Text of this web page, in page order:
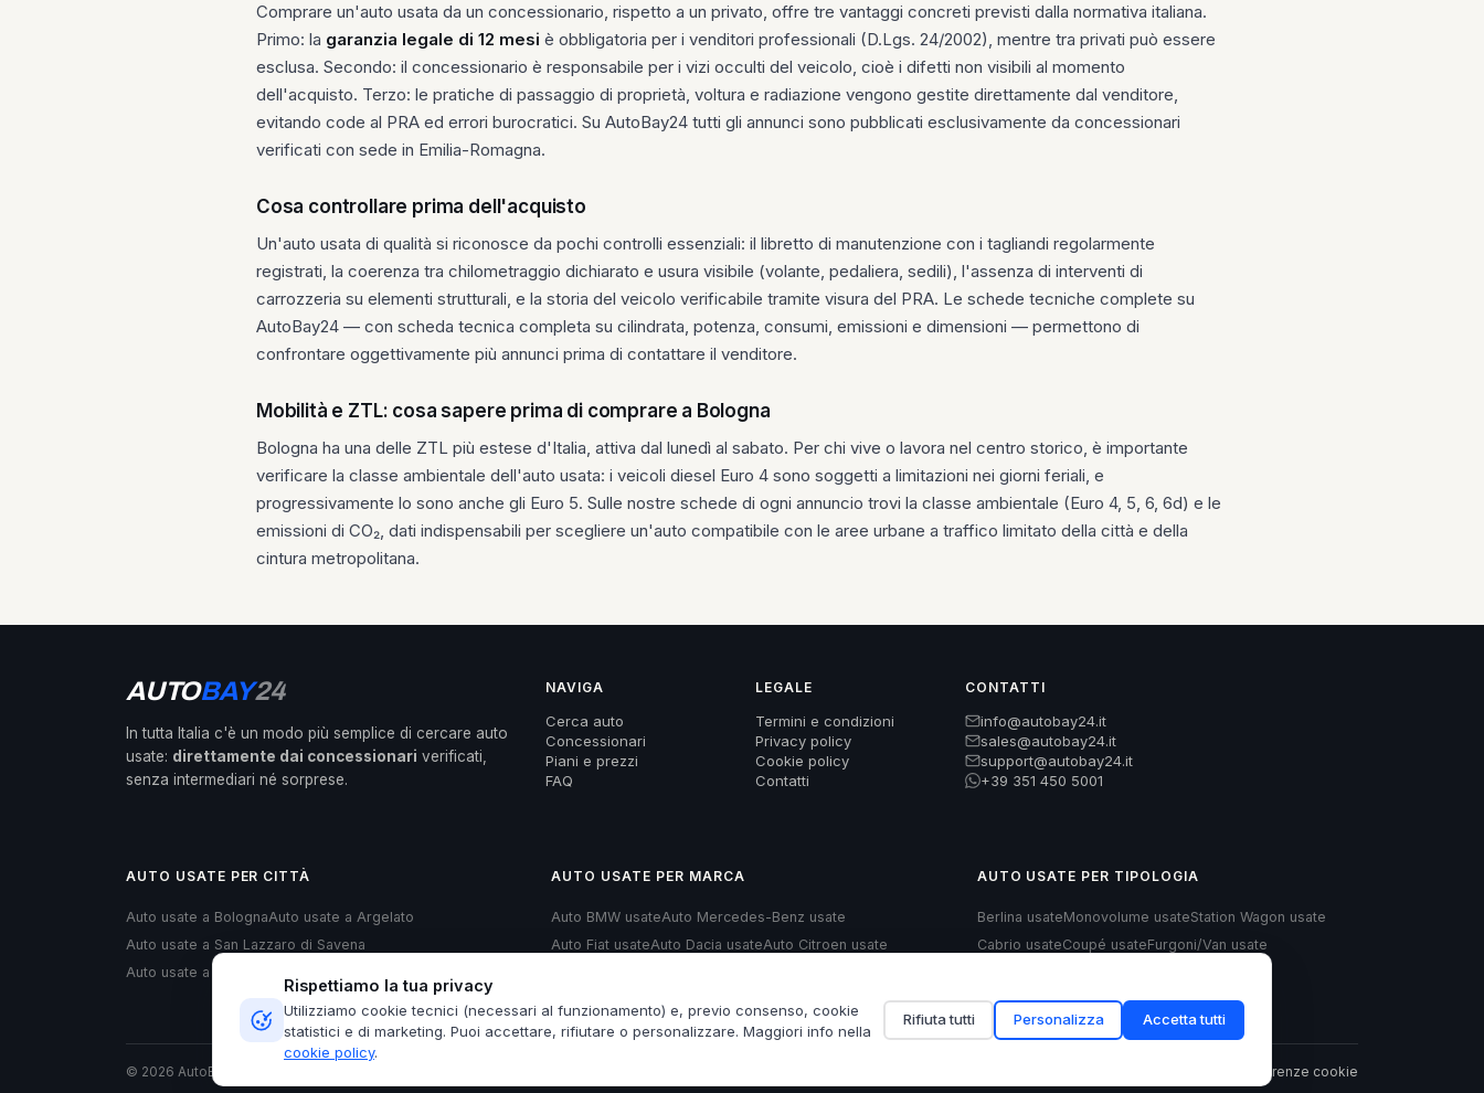
Comprare un'auto usata da un concessionario, rispetto a un privato, offre tre vantaggi concreti previsti dalla normativa italiana.
Primo: la garanzia legale di 12 mesi è obbligatoria per i venditori professionali (D.Lgs. 24/2002), mentre tra privati può essere
esclusa. Secondo: il concessionario è responsabile per i vizi occulti del veicolo, cioè i difetti non visibili al momento
dell'acquisto. Terzo: le pratiche di passaggio di proprietà, voltura e radiazione vengono gestite direttamente dal venditore,
evitando code al PRA ed errori burocratici. Su AutoBay24 tutti gli annunci sono pubblicati esclusivamente da concessionari
verificati con sede in Emilia-Romagna.
Cosa controllare prima dell'acquisto
Un'auto usata di qualità si riconosce da pochi controlli essenziali: il libretto di manutenzione con i tagliandi regolarmente
registrati, la coerenza tra chilometraggio dichiarato e usura visibile (volante, pedaliera, sedili), l'assenza di interventi di
carrozzeria su elementi strutturali, e la storia del veicolo verificabile tramite visura del PRA. Le schede tecniche complete su
AutoBay24 — con scheda tecnica completa su cilindrata, potenza, consumi, emissioni e dimensioni — permettono di
confrontare oggettivamente più annunci prima di contattare il venditore.
Mobilità e ZTL: cosa sapere prima di comprare a Bologna
Bologna ha una delle ZTL più estese d'Italia, attiva dal lunedì al sabato. Per chi vive o lavora nel centro storico, è importante
verificare la classe ambientale dell'auto usata: i veicoli diesel Euro 4 sono soggetti a limitazioni nei giorni feriali, e
progressivamente lo sono anche gli Euro 5. Sulle nostre schede di ogni annuncio trovi la classe ambientale (Euro 4, 5, 6, 6d) e le
emissioni di CO₂, dati indispensabili per scegliere un'auto compatibile con le aree urbane a traffico limitato della città e della
cintura metropolitana.
AUTOBAY24
In tutta Italia c'è un modo più semplice di cercare auto
usate: direttamente dai concessionari verificati,
senza intermediari né sorprese.
NAVIGA
Cerca auto
Concessionari
Piani e prezzi
FAQ
LEGALE
Termini e condizioni
Privacy policy
Cookie policy
Contatti
CONTATTI
info@autobay24.it
sales@autobay24.it
support@autobay24.it
+39 351 450 5001
AUTO USATE PER CITTÀ
Auto usate a BolognaAuto usate a Argelato
Auto usate a San Lazzaro di Savena
Auto usate a Villanova di Castenaso
AUTO USATE PER MARCA
Auto BMW usateAuto Mercedes-Benz usate
Auto Fiat usateAuto Dacia usateAuto Citroen usate
Auto Audi usate
AUTO USATE PER TIPOLOGIA
Berlina usateMonovolume usateStation Wagon usate
Cabrio usateCoupé usateFurgoni/Van usate
© 2026 AutoBay24 — by Preferenze cookie
Rispettiamo la tua privacy
Utilizziamo cookie tecnici (necessari al funzionamento) e, previo consenso, cookie
statistici e di marketing. Puoi accettare, rifiutare o personalizzare. Maggiori info nella
cookie policy.
Rifiuta tutti Personalizza Accetta tutti